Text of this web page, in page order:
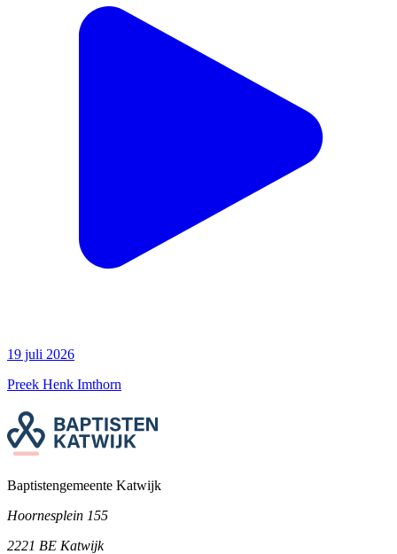
19 juli 2026
Preek Henk Imthorn
Baptistengemeente Katwijk
Hoornesplein 155
2221 BE Katwijk